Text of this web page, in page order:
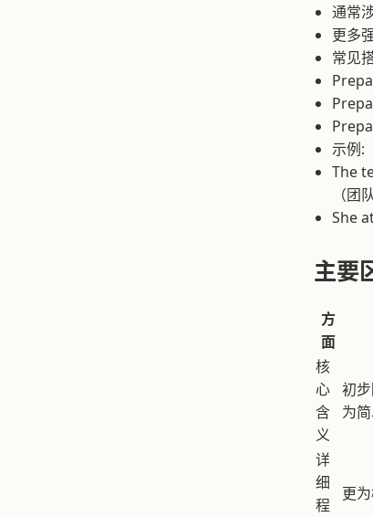
通常
更多
常见
示例:
The
（
She
主要
方
面
核
心
含
义
初
为
详
细
程
更